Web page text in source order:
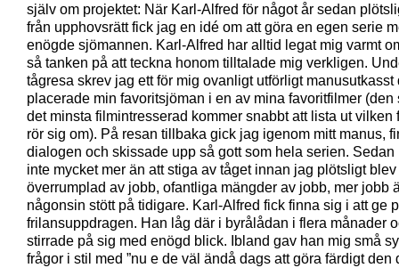
själv om projektet: När Karl-Alfred för något år sedan
från upphovsrätt fick jag en idé om att göra en egen serie
enögde sjömannen. Karl-Alfred har alltid legat mig varmt
så tanken på att teckna honom tilltalade mig verkligen.
tågresa skrev jag ett för mig ovanligt utförligt manusutkasst
placerade min favoritsjöman i en av mina favoritfilmer (den
det minsta filmintresserad kommer snabbt att lista ut vilken
rör sig om). På resan tillbaka gick jag igenom mitt manus,
dialogen och skissade upp så gott som hela serien. Sedan
inte mycket mer än att stiga av tåget innan jag plötsligt blev
överrumplad av jobb, ofantliga mängder av jobb, mer jobb
någonsin stött på tidigare. Karl-Alfred fick finna sig i att ge
frilansuppdragen. Han låg där i byrålådan i flera månader
stirrade på sig med enögd blick. Ibland gav han mig små
frågor i stil med ”nu e de väl ändå dags att göra färdigt den